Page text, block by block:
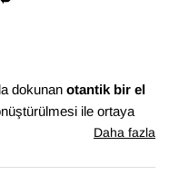
dokunan otantik bir el
ile ortaya
birçok yöresinde
Daha fazla